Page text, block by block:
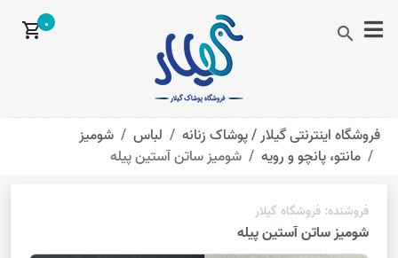
search
shopping_cart0
فروشگاه اینترنتی گیلار /پوشاک زنانه لباس
شومیز
مانتو، پانچو و رویه
شومیز ساتن آستین پیله
فروشنده: فروشگاه گیلار
شومیز ساتن آستین پیله